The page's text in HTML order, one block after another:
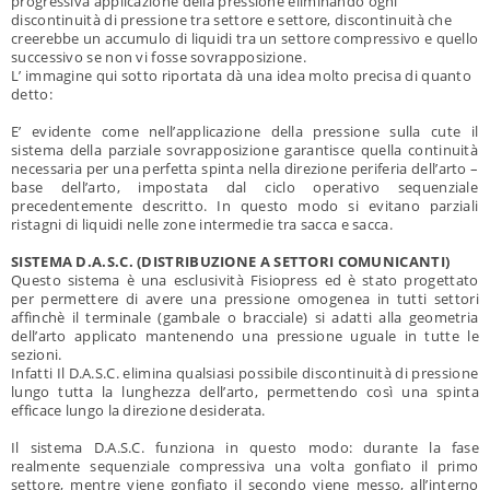
discontinuità di pressione tra settore e settore, discontinuità che
creerebbe un accumulo di liquidi tra un settore compressivo e quello
successivo se non vi fosse sovrapposizione.
L’ immagine qui sotto riportata dà una idea molto precisa di quanto
detto:
E’ evidente come nell’applicazione della pressione sulla cute il
sistema della parziale sovrapposizione garantisce quella continuità
necessaria per una perfetta spinta nella direzione periferia dell’arto –
base dell’arto, impostata dal ciclo operativo sequenziale
precedentemente descritto. In questo modo si evitano parziali
ristagni di liquidi nelle zone intermedie tra sacca e sacca.
SISTEMA D.A.S.C. (DISTRIBUZIONE A SETTORI COMUNICANTI)
Questo sistema è una esclusività Fisiopress ed è stato progettato
per permettere di avere una pressione omogenea in tutti settori
affinchè il terminale (gambale o bracciale) si adatti alla geometria
dell’arto applicato mantenendo una pressione uguale in tutte le
sezioni.
Infatti Il D.A.S.C. elimina qualsiasi possibile discontinuità di pressione
lungo tutta la lunghezza dell’arto, permettendo così una spinta
efficace lungo la direzione desiderata.
Il sistema D.A.S.C. funziona in questo modo: durante la fase
realmente sequenziale compressiva una volta gonfiato il primo
settore, mentre viene gonfiato il secondo viene messo, all’interno